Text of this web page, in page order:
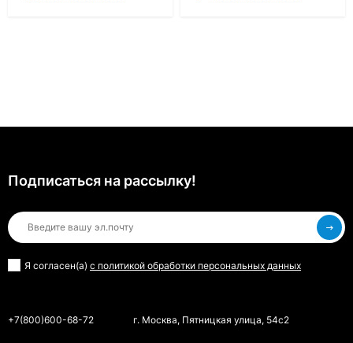
Подписаться на рассылкy!
Я согласен(a) с политикой обработки персональных данных
+7(800)600-68-72 г. Москва, Пятницкая улица, 54с2